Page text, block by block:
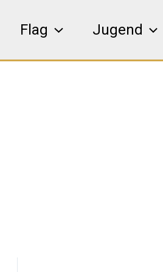
Flag Jugend